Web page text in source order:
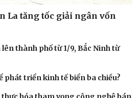
La tăng tốc giải ngân vốn
thành phố từ 1/9, Bắc Ninh từ
phát triển kinh tế biển ba chiều?